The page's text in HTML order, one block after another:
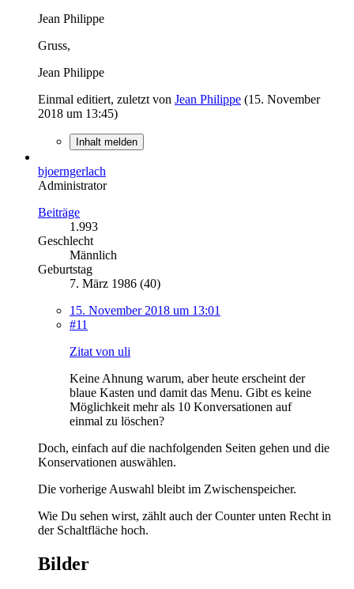
Jean Philippe
Gruss,
Jean Philippe
Einmal editiert, zuletzt von Jean Philippe (15. November
2018 um 13:45)
Inhalt melden
bjoerngerlach
Administrator
Beiträge
1.993
Geschlecht
Männlich
Geburtstag
7. März 1986 (40)
15. November 2018 um 13:01
#11
Zitat von uli
Keine Ahnung warum, aber heute erscheint der
blaue Kasten und damit das Menu. Gibt es keine
Möglichkeit mehr als 10 Konversationen auf
einmal zu löschen?
Doch, einfach auf die nachfolgenden Seiten gehen und die
Konservationen auswählen.
Die vorherige Auswahl bleibt im Zwischenspeicher.
Wie Du sehen wirst, zählt auch der Counter unten Recht in
der Schaltfläche hoch.
Bilder